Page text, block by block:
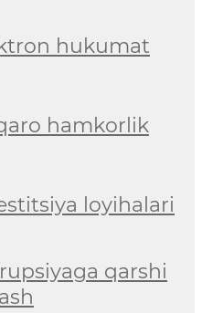
hukumat
hamkorlik
loyihalari
qarshi